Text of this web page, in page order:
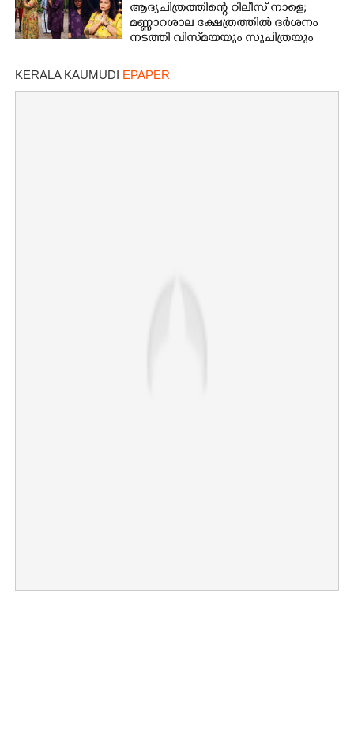
ആദ്യചിത്രത്തിന്റെ റിലീസ് നാളെ;
മണ്ണാറശാല ക്ഷേത്രത്തിൽ ദർശനം
നടത്തി വിസ്‌മയയും സുചിത്രയും
KERALA KAUMUDI EPAPER